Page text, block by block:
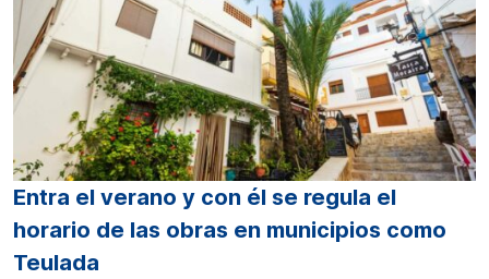
Entra el verano y con él se regula el
horario de las obras en municipios como
Teulada